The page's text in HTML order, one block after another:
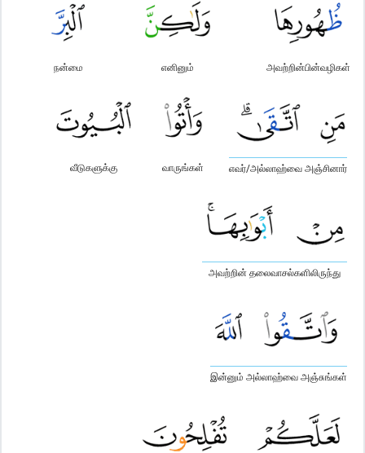
அவற்றின்பின்வழிகள்
எனினும்
நன்மை
எவர்/அல்லாஹ்வை அஞ்சினார்
வாருங்கள்
வீடுகளுக்கு
அவற்றின் தலைவாசல்களிலிருந்து
இன்னும் அல்லாஹ்வை அஞ்சுங்கள்